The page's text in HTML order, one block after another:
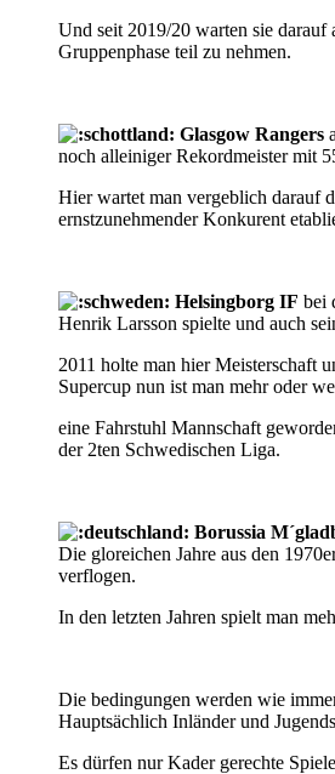
Und seit 2019/20 warten sie darauf
Gruppenphase teil zu nehmen.
Glasgow Rangers
noch alleiniger Rekordmeister mit
Hier wartet man vergeblich darauf
ernstzunehmender Konkurent
Helsingborg IF bei
Henrik Larsson spielte und auch
2011 holte man hier Meisterschaft
Supercup nun ist man mehr oder
eine Fahrstuhl Mannschaft
der 2ten Schwedischen Liga.
Borussia
Die gloreichen Jahre aus den
verflogen.
In den letzten Jahren spielt man
Die bedingungen werden wie
Hauptsächlich Inländer und
Es dürfen nur Kader gerechte